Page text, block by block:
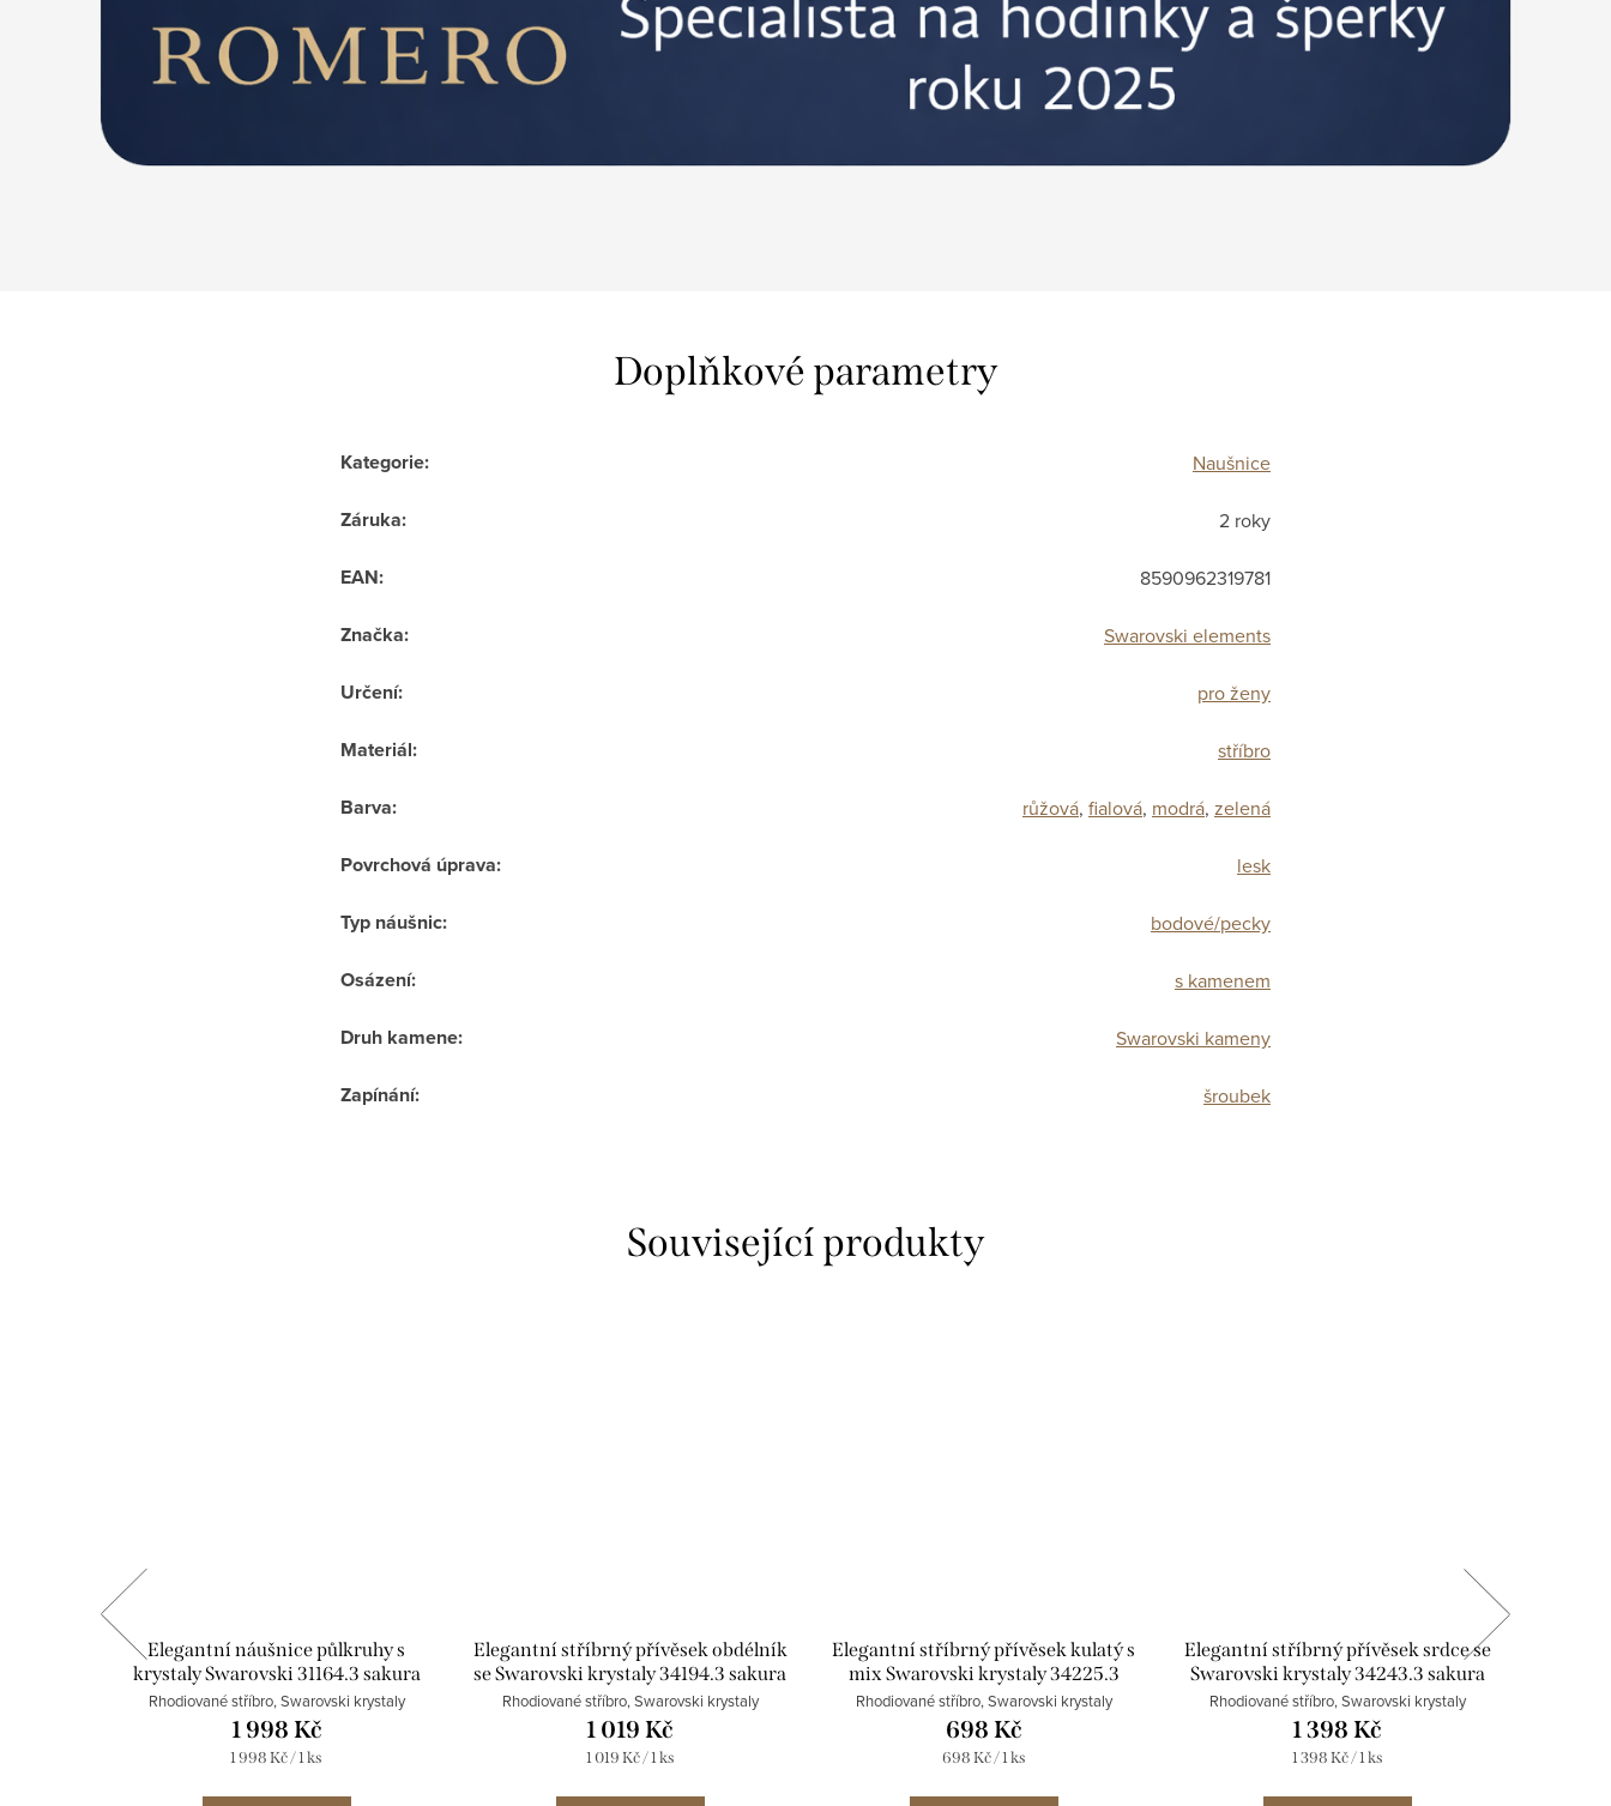
Doplňkové parametry
Kategorie: Naušnice
Záruka: 2 roky
EAN: 8590962319781
Značka: Swarovski elements
Určení: pro ženy
Materiál: stříbro
Barva: růžová, fialová, modrá, zelená
Povrchová úprava: lesk
Typ náušnic: bodové/pecky
Osázení: s kamenem
Druh kamene: Swarovski kameny
Zapínání: šroubek
Související produkty
Elegantní náušnice půlkruhy s
krystaly Swarovski 31164.3 sakura
Rhodiované stříbro, Swarovski krystaly
1 998 Kč
Měrná
1 998 Kč / 1 ks
Elegantní stříbrný přívěsek obdélník
se Swarovski krystaly 34194.3 sakura
Rhodiované stříbro, Swarovski krystaly
1 019 Kč
Měrná
1 019 Kč / 1 ks
Elegantní stříbrný přívěsek kulatý s
mix Swarovski krystaly 34225.3
sakura
Rhodiované stříbro, Swarovski krystaly
698 Kč
Měrná
698 Kč / 1 ks
Elegantní stříbrný přívěsek srdce se
Swarovski krystaly 34243.3 sakura
Rhodiované stříbro, Swarovski krystaly
1 398 Kč
Měrná
1 398 Kč / 1 ks